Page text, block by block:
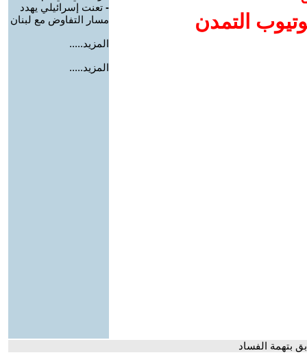
التمدن
- تعنت إسرائيلي يهدد
مسار التفاوض مع لبنان
المزيد.....
المزيد.....
بتهمة الفساد